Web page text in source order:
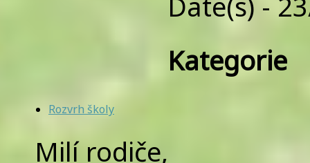
Kategorie
Rozvrh školy
Milí rodiče,